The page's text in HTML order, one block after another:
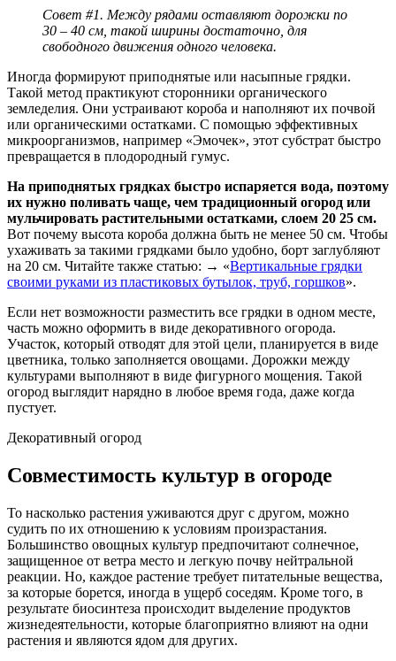
Совет #1. Между рядами оставляют дорожки по
30 – 40 см, такой ширины достаточно, для
свободного движения одного человека.
Иногда формируют приподнятые или насыпные грядки.
Такой метод практикуют сторонники органического
земледелия. Они устраивают короба и наполняют их почвой
или органическими остатками. С помощью эффективных
микроорганизмов, например «Эмочек», этот субстрат быстро
превращается в плодородный гумус.
На приподнятых грядках быстро испаряется вода, поэтому
их нужно поливать чаще, чем традиционный огород или
мульчировать растительными остатками, слоем 20 25 см.
Вот почему высота короба должна быть не менее 50 см. Чтобы
ухаживать за такими грядками было удобно, борт заглубляют
на 20 см. Читайте также статью: → «Вертикальные грядки
своими руками из пластиковых бутылок, труб, горшков».
Если нет возможности разместить все грядки в одном месте,
часть можно оформить в виде декоративного огорода.
Участок, который отводят для этой цели, планируется в виде
цветника, только заполняется овощами. Дорожки между
культурами выполняют в виде фигурного мощения. Такой
огород выглядит нарядно в любое время года, даже когда
пустует.
Декоративный огород
Совместимость культур в огороде
То насколько растения уживаются друг с другом, можно
судить по их отношению к условиям произрастания.
Большинство овощных культур предпочитают солнечное,
защищенное от ветра место и легкую почву нейтральной
реакции. Но, каждое растение требует питательные вещества,
за которые борется, иногда в ущерб соседям. Кроме того, в
результате биосинтеза происходит выделение продуктов
жизнедеятельности, которые благоприятно влияют на одни
растения и являются ядом для других.